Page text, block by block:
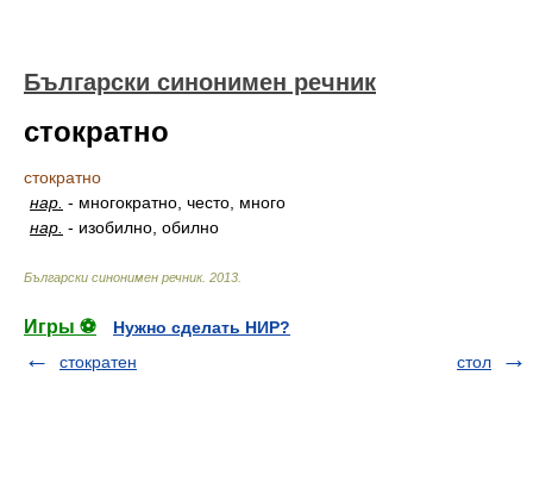
Български синонимен речник
стократно
стократно
нар. - многократно, често, много
нар. - изобилно, обилно
Български синонимен речник. 2013
Игры ⚽
Нужно сделать НИР?
стократен
стол